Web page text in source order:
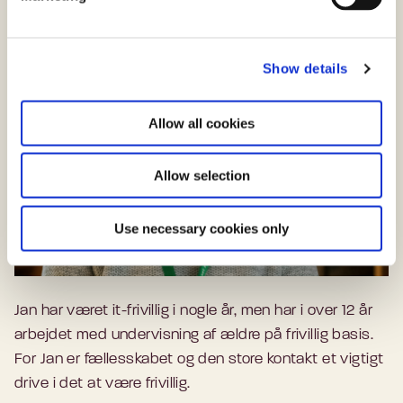
Show details
Allow all cookies
Allow selection
Use necessary cookies only
Jan har været it-frivillig i nogle år, men har i over 12 år
arbejdet med undervisning af ældre på frivillig basis.
For Jan er fællesskabet og den store kontakt et vigtigt
drive i det at være frivillig.